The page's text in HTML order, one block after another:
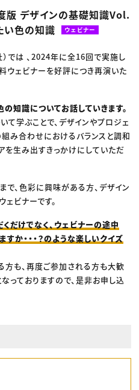
知らせ
版 デザインの基礎知識Vol.
い色の知識
ウェビナー
では 、2024年に全16回で実施し
ウェビナーを好評につき再演いた
知識についてお話していきます。
学ぶことで、デザインやプロジェ
み合わせにおけるバランスと調和
を生み出すきっかけにしていただ
、色彩に興味がある方、デザイン
ビナーです。
だけでなく、ウェビナーの途中
か・・・？のような楽しいクイズ
方も、再度ご参加される方も大歓
っておりますので、是非お申し込